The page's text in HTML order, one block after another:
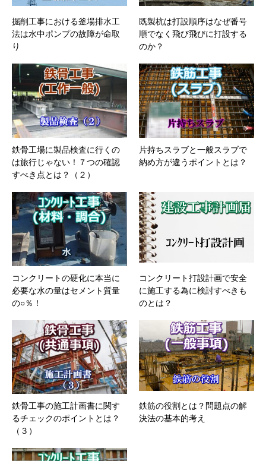
掘削工事における釜場排水工
法は水中ポンプの故障が命取
り
既製杭は打設順序はなぜ番号
順でなく飛び飛びに打設する
のか？
鉄骨工場に製品検査に行くの
は旅行じゃない！７つの確認
すべき点とは？（２）
片持ちスラブと一般スラブで
納め方が違うポイントとは？
コンクリートの硬化に本当に
必要な水の量はセメント質量
の○％！
コンクリート打設計画で安全
に施工する為に検討すべきも
のとは？
鉄骨工事の施工計画書に関す
るチェックのポイントとは？
（３）
鉄筋の役割とは？問題点の解
決法の基本的考え